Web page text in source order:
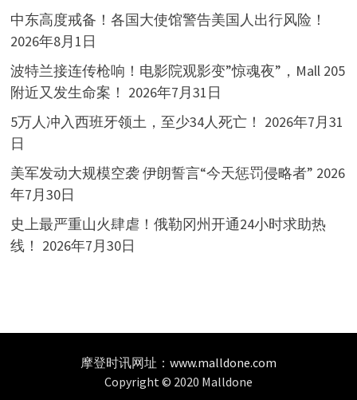
中东高度戒备！各国大使馆警告美国人出行风险！
2026年8月1日
波特兰接连传枪响！电影院观影变”惊魂夜”，Mall 205
附近又发生命案！ 2026年7月31日
5万人冲入西班牙领土，至少34人死亡！ 2026年7月31
日
美军发动大规模空袭 伊朗誓言“今天惩罚侵略者” 2026
年7月30日
史上最严重山火肆虐！俄勒冈州开通24小时求助热
线！ 2026年7月30日
摩登时讯网址： www.malldone.com
Copyright © 2020 Malldone